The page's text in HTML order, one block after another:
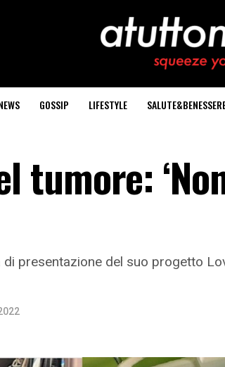
GOSSIP LIFESTYLE
tumore:
presentazione del suo progetto